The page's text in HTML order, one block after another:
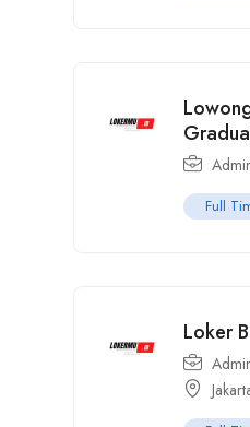
Full
Loker